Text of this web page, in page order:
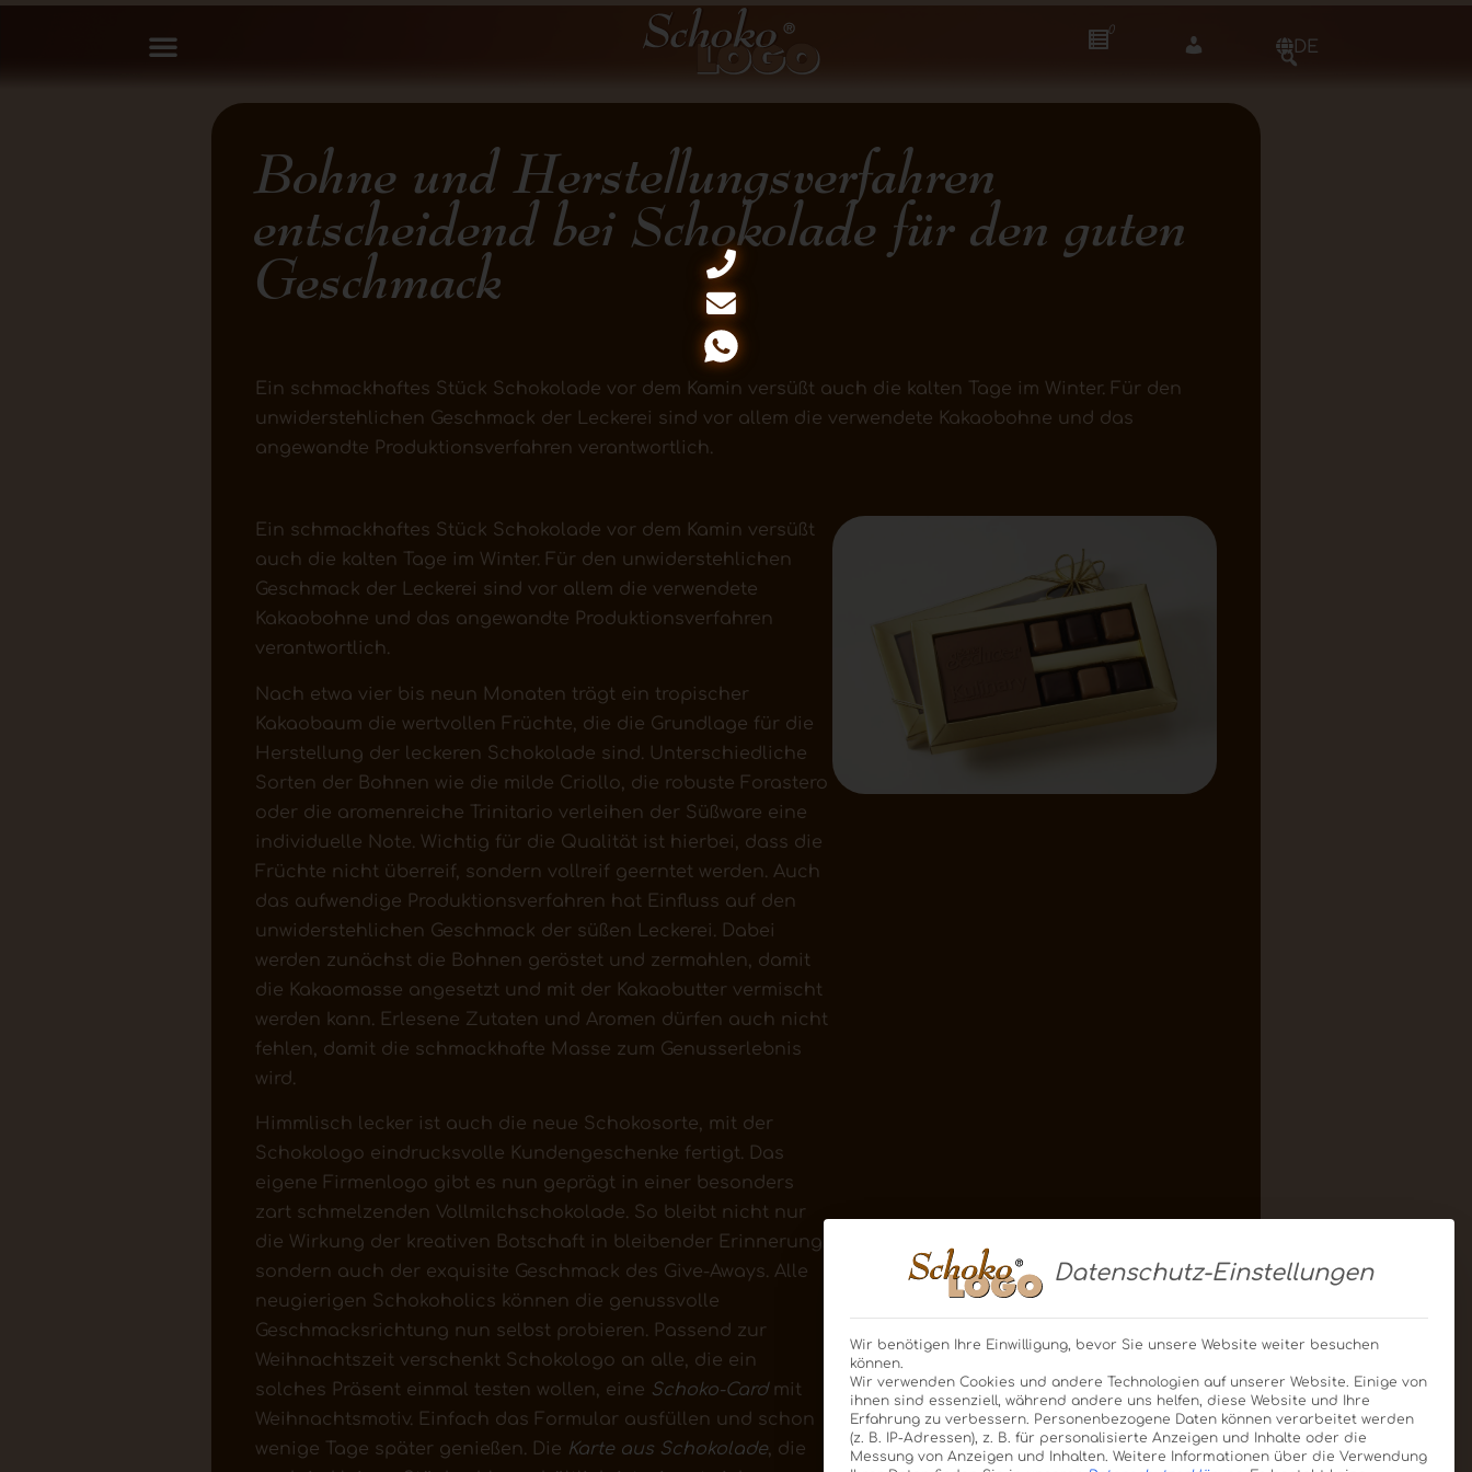
DE
0
Bohne und Herstellungsverfahren
entscheidend bei Schokolade für den guten
Geschmack
Ein schmackhaftes Stück Schokolade vor dem Kamin versüßt auch die kalten Tage im Winter. Für den
unwiderstehlichen Geschmack der Leckerei sind vor allem die verwendete Kakaobohne und das
angewandte Produktionsverfahren verantwortlich.
Ein schmackhaftes Stück Schokolade vor dem Kamin versüßt
auch die kalten Tage im Winter. Für den unwiderstehlichen
Geschmack der Leckerei sind vor allem die verwendete
Kakaobohne und das angewandte Produktionsverfahren
verantwortlich.
Nach etwa vier bis neun Monaten trägt ein tropischer
Kakaobaum die wertvollen Früchte, die die Grundlage für die
Herstellung der leckeren Schokolade sind. Unterschiedliche
Sorten der Bohnen wie die milde Criollo, die robuste Forastero
oder die aromenreiche Trinitario verleihen der Süßware eine
individuelle Note. Wichtig für die Qualität ist hierbei, dass die
Früchte nicht überreif, sondern vollreif geerntet werden. Auch
das aufwendige Produktionsverfahren hat Einfluss auf den
unwiderstehlichen Geschmack der süßen Leckerei. Dabei
werden zunächst die Bohnen geröstet und zermahlen, damit
die Kakaomasse angesetzt und mit der Kakaobutter vermischt
werden kann. Erlesene Zutaten und Aromen dürfen auch nicht
fehlen, damit die schmackhafte Masse zum Genusserlebnis
wird.
Himmlisch lecker ist auch die neue Schokosorte, mit der
Schokologo eindrucksvolle Kundengeschenke fertigt. Das
eigene Firmenlogo gibt es nun geprägt in einer besonders
zart schmelzenden Vollmilchschokolade. So bleibt nicht nur
die Wirkung der kreativen Botschaft in bleibender Erinnerung,
sondern auch der exquisite Geschmack des Give-Aways. Alle
neugierigen Schokoholics können die genussvolle
Geschmacksrichtung nun selbst probieren. Passend zur
Weihnachtszeit verschenkt Schokologo an alle, die ein
solches Präsent einmal testen wollen, eine Schoko-Cardmit
Weihnachtsmotiv. Einfach das Formular ausfüllen und schon
wenige Tage später genießen. Die Karte aus Schokolade, die
Datenschutz-Einstellungen
Wir benötigen Ihre Einwilligung, bevor Sie unsere Website weiter besuchen
können.
Wir verwenden Cookies und andere Technologien auf unserer Website. Einige von
ihnen sind essenziell, während andere uns helfen, diese Website und Ihre
Erfahrung zu verbessern. Personenbezogene Daten können verarbeitet werden
(z. B. IP-Adressen), z. B. für personalisierte Anzeigen und Inhalte oder die
Messung von Anzeigen und Inhalten. Weitere Informationen über die Verwendung